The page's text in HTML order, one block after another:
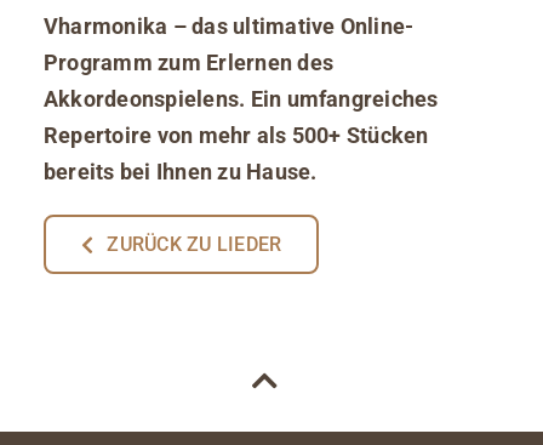
Vharmonika – das ultimative Online-
Programm zum Erlernen des
Akkordeonspielens. Ein umfangreiches
Repertoire von mehr als 500+ Stücken
bereits bei Ihnen zu Hause.
ZURÜCK ZU LIEDER